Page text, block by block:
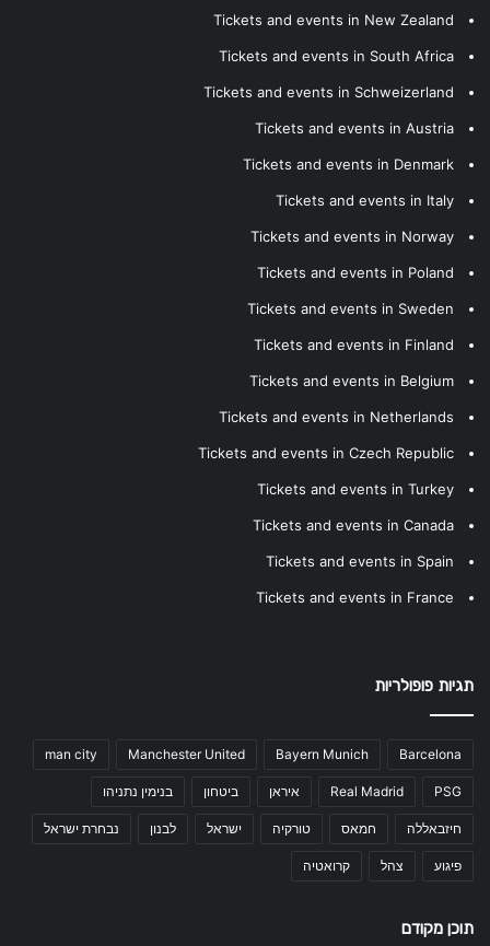
Tickets and events in New Zealand
Tickets and events in South Africa
Tickets and events in Schweizerland
Tickets and events in Austria
Tickets and events in Denmark
Tickets and events in Italy
Tickets and events in Norway
Tickets and events in Poland
Tickets and events in Sweden
Tickets and events in Finland
Tickets and events in Belgium
Tickets and events in Netherlands
Tickets and events in Czech Republic
Tickets and events in Turkey
Tickets and events in Canada
Tickets and events in Spain
Tickets and events in France
תגיות פופולריות
Barcelona
Bayern Munich
Manchester United
man city
PSG
Real Madrid איראן ביטחון בנימין נתניהו
חיזבאללה חמאס טורקיה ישראל לבנון נבחרת ישראל
פיגוע צהל קרואטיה
תוכן מקודם